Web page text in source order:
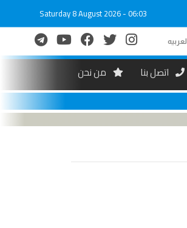
العربیه
Saturday 8 August 2026 - 06:03
اتصل بنا من نحن